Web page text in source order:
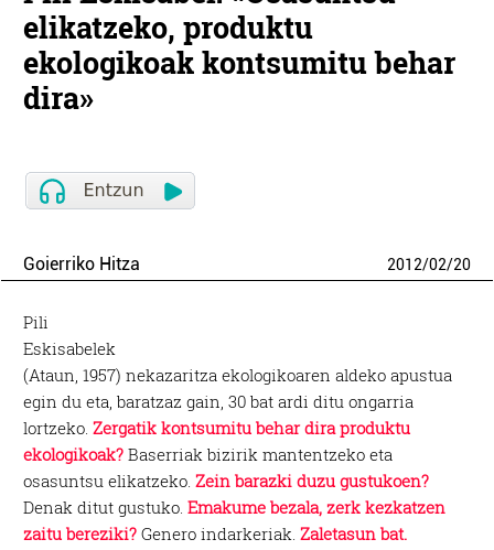
elikatzeko, produktu
ekologikoak kontsumitu behar
dira»
Goierriko Hitza 2012/02/20
Pili
Eskisabelek
(Ataun, 1957) nekazaritza ekologikoaren aldeko apustua
egin du eta, baratzaz gain, 30 bat ardi ditu ongarria
lortzeko.Zergatik kontsumitu behar dira produktu
ekologikoak? Baserriak bizirik mantentzeko eta
osasuntsu elikatzeko.Zein barazki duzu gustukoen?
Denak ditut gustuko.Emakume bezala, zerk kezkatzen
zaitu bereziki? Genero indarkeriak.Zaletasun bat.